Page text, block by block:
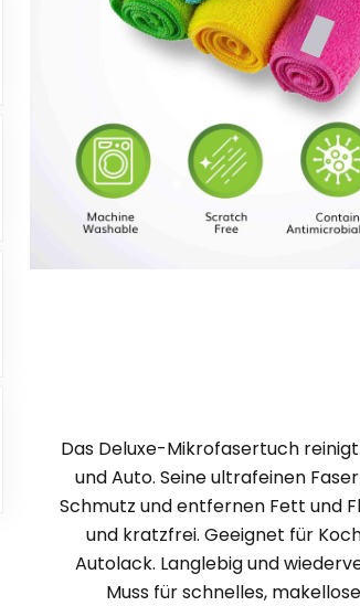
Das Deluxe-Mikrofasertuch
und Auto. Seine ultrafeinen
Schmutz und entfernen Fett und
und kratzfrei. Geeignet für
Autolack. Langlebig und
Muss für schnelles,